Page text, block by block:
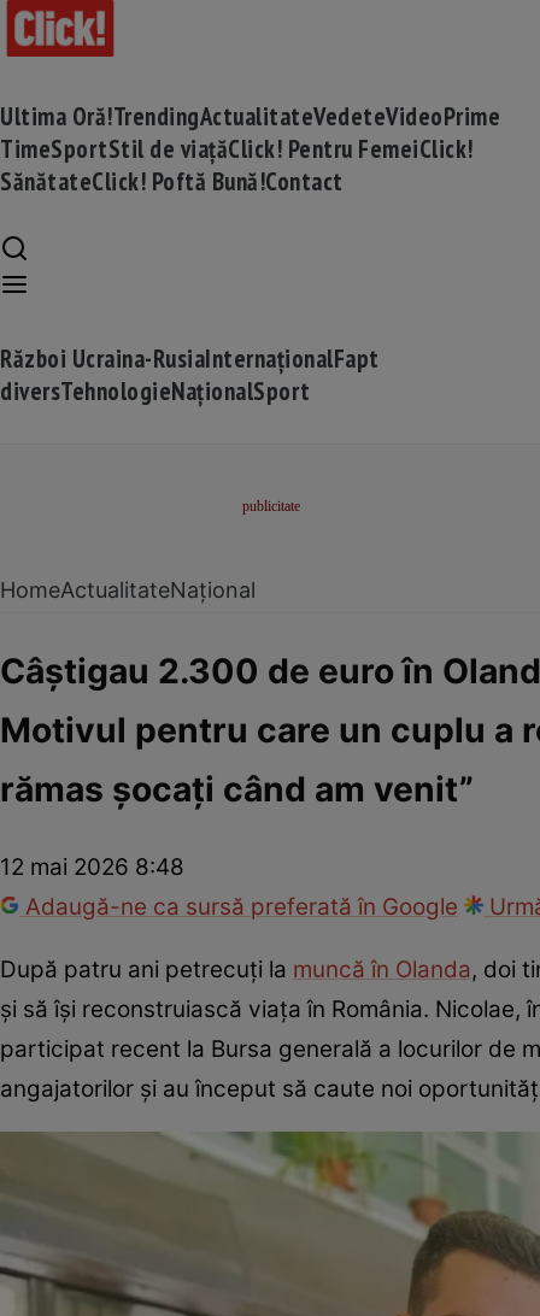
Ultima Oră!TrendingActualitateVedeteVideoPrime
TimeSportStil de viațăClick! Pentru FemeiClick!
SănătateClick! Poftă Bună!Contact
Război Ucraina-RusiaInternaționalFapt
diversTehnologieNaționalSport
HomeActualitateNațional
Câștigau 2.300 de euro în
Motivul pentru care un cuplu a
rămas șocați când am venit”
12 mai 2026 8:48
Adaugă-ne ca sursă preferată în Google
După patru ani petrecuți la muncă în Olanda, doi
și să își reconstruiască viața în România.
participat recent la Bursa generală a locurilor de
angajatorilor și au început să caute noi